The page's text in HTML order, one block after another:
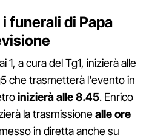
funerali di Papa
1, a cura del Tg1, inizierà alle
che trasmetterà l'evento in
inizierà alle 8.45. Enrico
la trasmissionealle ore
in diretta anche su